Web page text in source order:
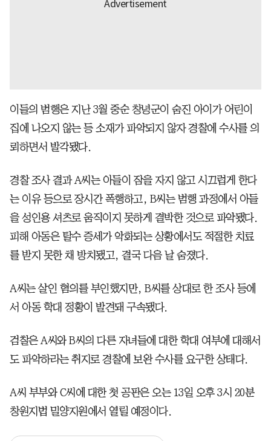
이들의 범행은 지난 3월 중순 창녕군이 숨진 아이가 어린이
집에 나오지 않는 등 소재가 파악되지 않자 경찰에 수사를 의
뢰하면서 발각됐다.
경찰 조사 결과 A씨는 아들이 잠을 자지 않고 시끄럽게 한다
는 이유 등으로 장시간 폭행하고, B씨는 범행 과정에서 아들
을 성인용 셔츠로 움직이지 못하게 결박한 것으로 파악됐다.
피해 아동은 탈수 증세가 악화되는 상황에서도 적절한 치료
를 받지 못한 채 방치됐고, 결국 다음 날 숨졌다.
A씨는 살인 혐의를 부인했지만, B씨를 상대로 한 조사 등에
서 아동 학대 정황이 발견돼 구속됐다.
검찰은 A씨와 B씨의 다른 자녀들에 대한 학대 여부에 대해서
도 파악하라는 취지로 경찰에 보완 수사를 요구한 상태다.
A씨 부부와 C씨에 대한 첫 공판은 오는 13일 오후 3시 20분
창원지법 밀양지원에서 열릴 예정이다.